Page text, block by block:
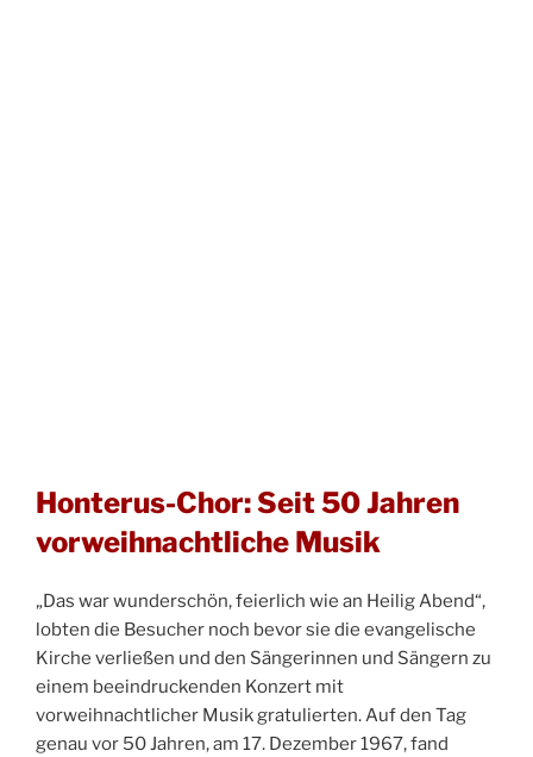
Honterus-Chor: Seit 50 Jahren
vorweihnachtliche Musik
„Das war wunderschön, feierlich wie an Heilig Abend“,
lobten die Besucher noch bevor sie die evangelische
Kirche verließen und den Sängerinnen und Sängern zu
einem beeindruckenden Konzert mit
vorweihnachtlicher Musik gratulierten. Auf den Tag
genau vor 50 Jahren, am 17. Dezember 1967, fand